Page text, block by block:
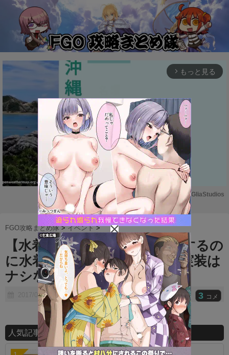
arrow_forward_ios もっと見る
M
u
t
e
Powered by GliaStudios
FGO攻略まとめ隊 >イベント >
【水着】ってかなんでレースするの
に水着なんだ？？結局男鯖の実装は
ナシなんだろうか…
2017/08/08 3 コメ
人気記事ランキング